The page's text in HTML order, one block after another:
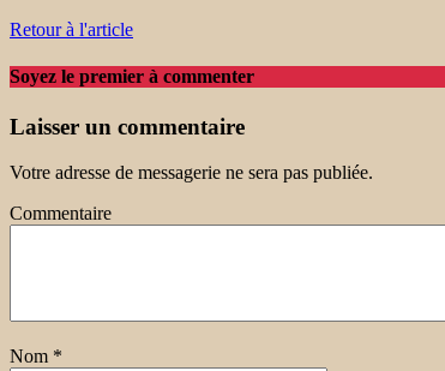
Retour à l'article
Soyez le premier à commenter
Laisser un commentaire
Votre adresse de messagerie ne sera pas publiée.
Commentaire
Nom *